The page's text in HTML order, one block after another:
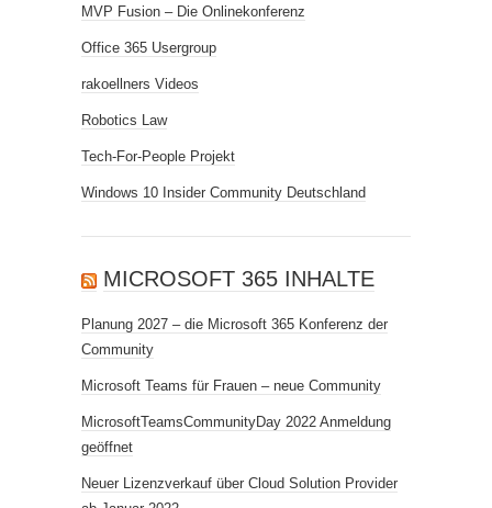
MVP Fusion – Die Onlinekonferenz
Office 365 Usergroup
rakoellners Videos
Robotics Law
Tech-For-People Projekt
Windows 10 Insider Community Deutschland
MICROSOFT 365 INHALTE
Planung 2027 – die Microsoft 365 Konferenz der
Community
Microsoft Teams für Frauen – neue Community
MicrosoftTeamsCommunityDay 2022 Anmeldung
geöffnet
Neuer Lizenzverkauf über Cloud Solution Provider